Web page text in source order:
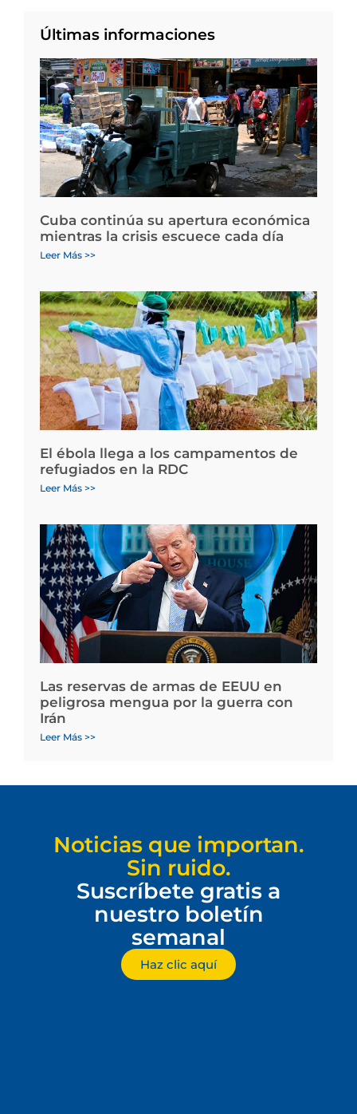
Últimas informaciones
Cuba continúa su apertura económica
mientras la crisis escuece cada día
Leer Más >>
El ébola llega a los campamentos de
refugiados en la RDC
Leer Más >>
Las reservas de armas de EEUU en
peligrosa mengua por la guerra con
Irán
Leer Más >>
Noticias que importan.
Sin ruido.
Suscríbete gratis a
nuestro boletín
semanal
Haz clic aquí